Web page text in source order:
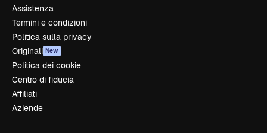
Assistenza
Termini e condizioni
Politica sulla privacy
Originali New
Politica dei cookie
Centro di fiducia
Affiliati
Aziende